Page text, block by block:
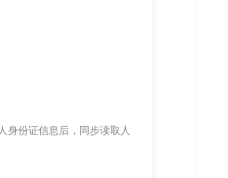
身份证信息后，同步读取人